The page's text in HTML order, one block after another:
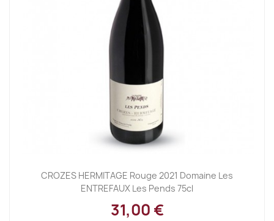
CROZES HERMITAGE Rouge 2021 Domaine Les
ENTREFAUX Les Pends 75cl
31,00 €